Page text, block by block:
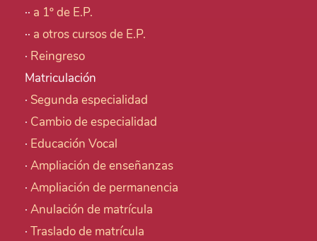
·· a 1º de E.P.
·· a otros cursos de E.P.
· Reingreso
Matriculación
· Segunda especialidad
· Cambio de especialidad
· Educación Vocal
· Ampliación de enseñanzas
· Ampliación de permanencia
· Anulación de matrícula
· Traslado de matrícula